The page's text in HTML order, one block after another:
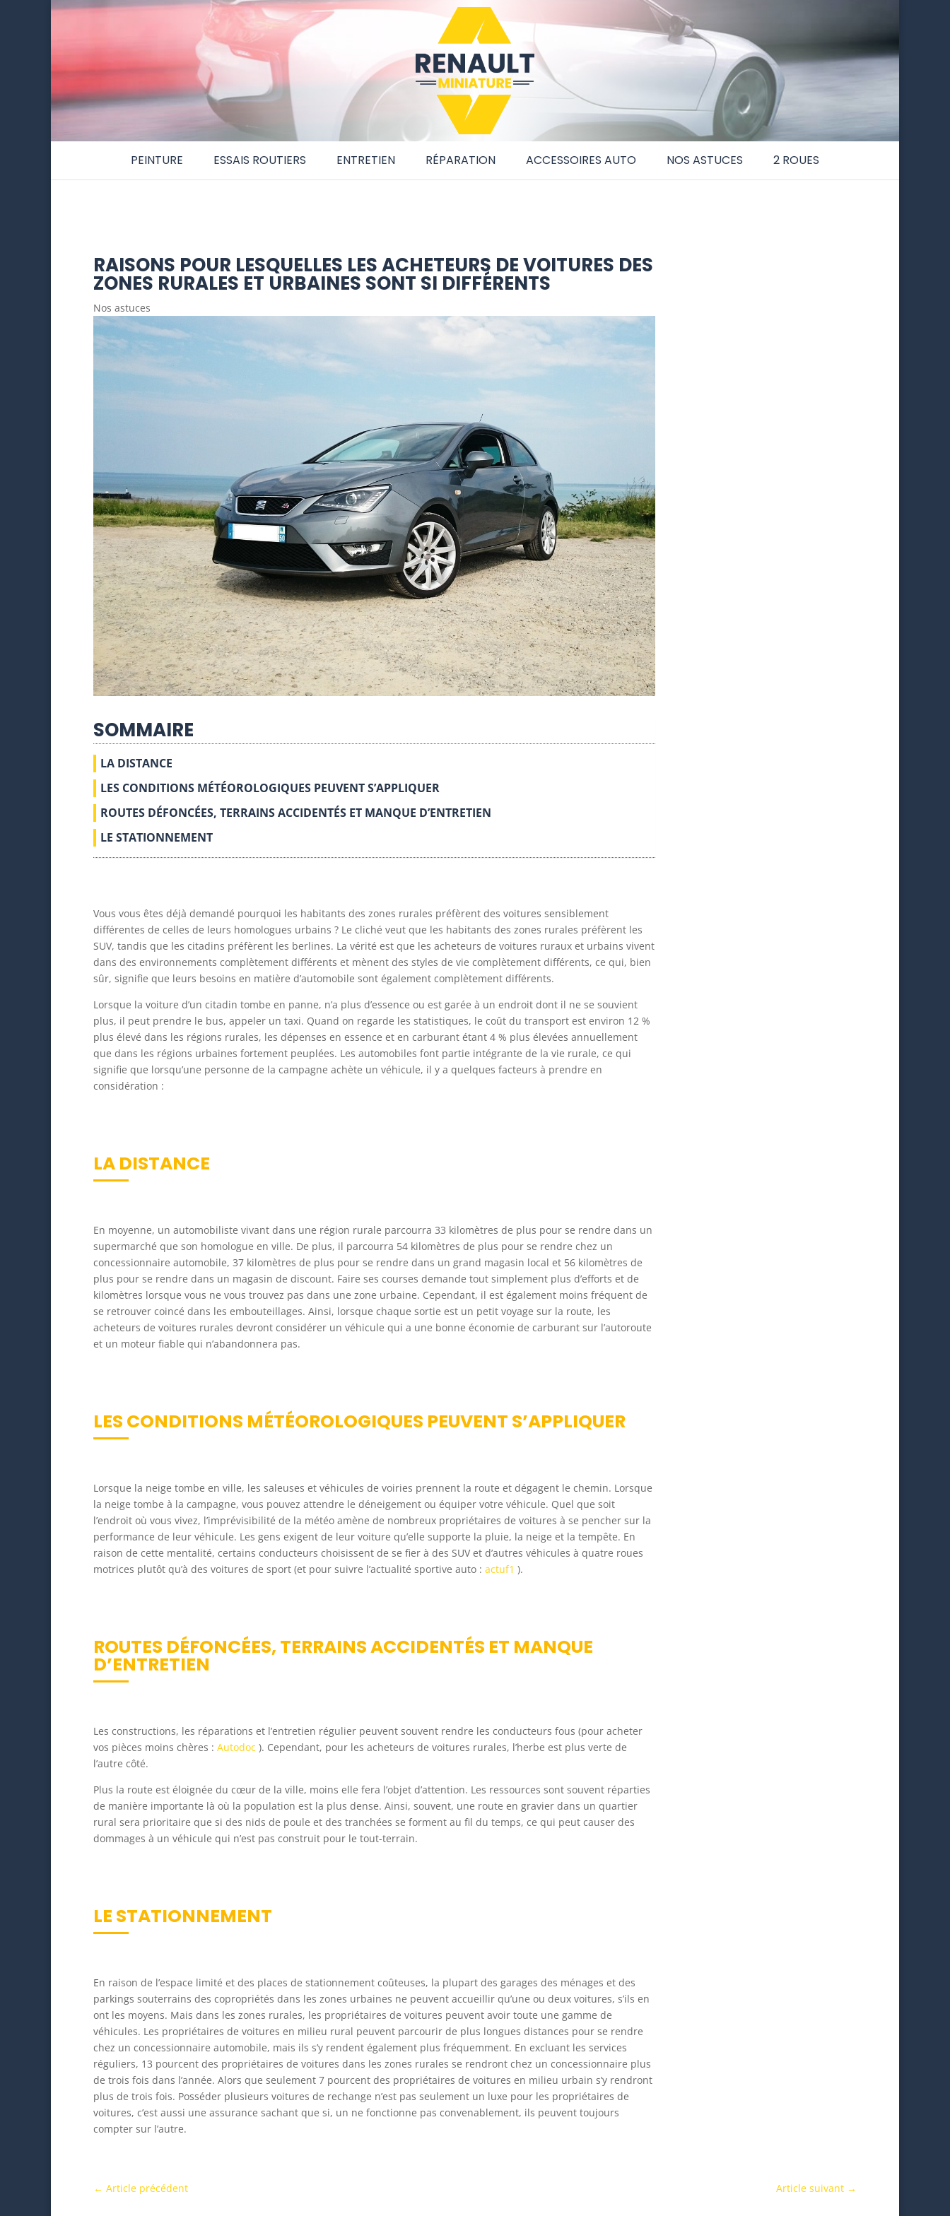
PEINTURE ESSAIS ROUTIERS ENTRETIEN RÉPARATION ACCESSOIRES AUTO NOS ASTUCES 2 ROUES
RAISONS POUR LESQUELLES LES ACHETEURS DE VOITURES DES
ZONES RURALES ET URBAINES SONT SI DIFFÉRENTS
Nos astuces
SOMMAIRE
LA DISTANCE
LES CONDITIONS MÉTÉOROLOGIQUES PEUVENT S’APPLIQUER
ROUTES DÉFONCÉES, TERRAINS ACCIDENTÉS ET MANQUE D’ENTRETIEN
LE STATIONNEMENT
Vous vous êtes déjà demandé pourquoi les habitants des zones rurales préfèrent des voitures sensiblement
différentes de celles de leurs homologues urbains ? Le cliché veut que les habitants des zones rurales préfèrent les
SUV, tandis que les citadins préfèrent les berlines. La vérité est que les acheteurs de voitures ruraux et urbains vivent
dans des environnements complètement différents et mènent des styles de vie complètement différents, ce qui, bien
sûr, signifie que leurs besoins en matière d’automobile sont également complètement différents.
Lorsque la voiture d’un citadin tombe en panne, n’a plus d’essence ou est garée à un endroit dont il ne se souvient
plus, il peut prendre le bus, appeler un taxi. Quand on regarde les statistiques, le coût du transport est environ 12 %
plus élevé dans les régions rurales, les dépenses en essence et en carburant étant 4 % plus élevées annuellement
que dans les régions urbaines fortement peuplées. Les automobiles font partie intégrante de la vie rurale, ce qui
signifie que lorsqu’une personne de la campagne achète un véhicule, il y a quelques facteurs à prendre en
considération :
LA DISTANCE
En moyenne, un automobiliste vivant dans une région rurale parcourra 33 kilomètres de plus pour se rendre dans un
supermarché que son homologue en ville. De plus, il parcourra 54 kilomètres de plus pour se rendre chez un
concessionnaire automobile, 37 kilomètres de plus pour se rendre dans un grand magasin local et 56 kilomètres de
plus pour se rendre dans un magasin de discount. Faire ses courses demande tout simplement plus d’efforts et de
kilomètres lorsque vous ne vous trouvez pas dans une zone urbaine. Cependant, il est également moins fréquent de
se retrouver coincé dans les embouteillages. Ainsi, lorsque chaque sortie est un petit voyage sur la route, les
acheteurs de voitures rurales devront considérer un véhicule qui a une bonne économie de carburant sur l’autoroute
et un moteur fiable qui n’abandonnera pas.
LES CONDITIONS MÉTÉOROLOGIQUES PEUVENT S’APPLIQUER
Lorsque la neige tombe en ville, les saleuses et véhicules de voiries prennent la route et dégagent le chemin. Lorsque
la neige tombe à la campagne, vous pouvez attendre le déneigement ou équiper votre véhicule. Quel que soit
l’endroit où vous vivez, l’imprévisibilité de la météo amène de nombreux propriétaires de voitures à se pencher sur la
performance de leur véhicule. Les gens exigent de leur voiture qu’elle supporte la pluie, la neige et la tempête. En
raison de cette mentalité, certains conducteurs choisissent de se fier à des SUV et d’autres véhicules à quatre roues
motrices plutôt qu’à des voitures de sport (et pour suivre l’actualité sportive auto : actuf1 ).
ROUTES DÉFONCÉES, TERRAINS ACCIDENTÉS ET MANQUE
D’ENTRETIEN
Les constructions, les réparations et l’entretien régulier peuvent souvent rendre les conducteurs fous (pour acheter
vos pièces moins chères : Autodoc ). Cependant, pour les acheteurs de voitures rurales, l’herbe est plus verte de
l’autre côté.
Plus la route est éloignée du cœur de la ville, moins elle fera l’objet d’attention. Les ressources sont souvent réparties
de manière importante là où la population est la plus dense. Ainsi, souvent, une route en gravier dans un quartier
rural sera prioritaire que si des nids de poule et des tranchées se forment au fil du temps, ce qui peut causer des
dommages à un véhicule qui n’est pas construit pour le tout-terrain.
LE STATIONNEMENT
En raison de l’espace limité et des places de stationnement coûteuses, la plupart des garages des ménages et des
parkings souterrains des copropriétés dans les zones urbaines ne peuvent accueillir qu’une ou deux voitures, s’ils en
ont les moyens. Mais dans les zones rurales, les propriétaires de voitures peuvent avoir toute une gamme de
véhicules. Les propriétaires de voitures en milieu rural peuvent parcourir de plus longues distances pour se rendre
chez un concessionnaire automobile, mais ils s’y rendent également plus fréquemment. En excluant les services
réguliers, 13 pourcent des propriétaires de voitures dans les zones rurales se rendront chez un concessionnaire plus
de trois fois dans l’année. Alors que seulement 7 pourcent des propriétaires de voitures en milieu urbain s’y rendront
plus de trois fois. Posséder plusieurs voitures de rechange n’est pas seulement un luxe pour les propriétaires de
voitures, c’est aussi une assurance sachant que si, un ne fonctionne pas convenablement, ils peuvent toujours
compter sur l’autre.
← Article précédent Article suivant →